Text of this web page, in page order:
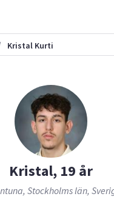
Kristal Kurti
Kristal, 19 år
Stockholms län,